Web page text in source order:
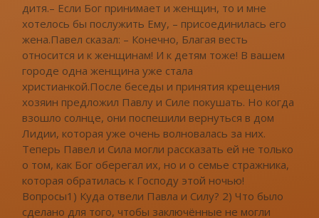
дитя.– Если Бог принимает и женщин, то и мне
хотелось бы послужить Ему, – присоединилась его
жена.Павел сказал: – Конечно, Благая весть
относится и к женщинам! И к детям тоже! В вашем
городе одна женщина уже стала
христианкой.После беседы и принятия крещения
хозяин предложил Павлу и Силе покушать. Но когда
взошло солнце, они поспешили вернуться в дом
Лидии, которая уже очень волновалась за них.
Теперь Павел и Сила могли рассказать ей не только
о том, как Бог оберегал их, но и о семье стражника,
которая обратилась к Господу этой ночью!
Вопросы1) Куда отвели Павла и Силу? 2) Что было
сделано для того, чтобы заключённые не могли